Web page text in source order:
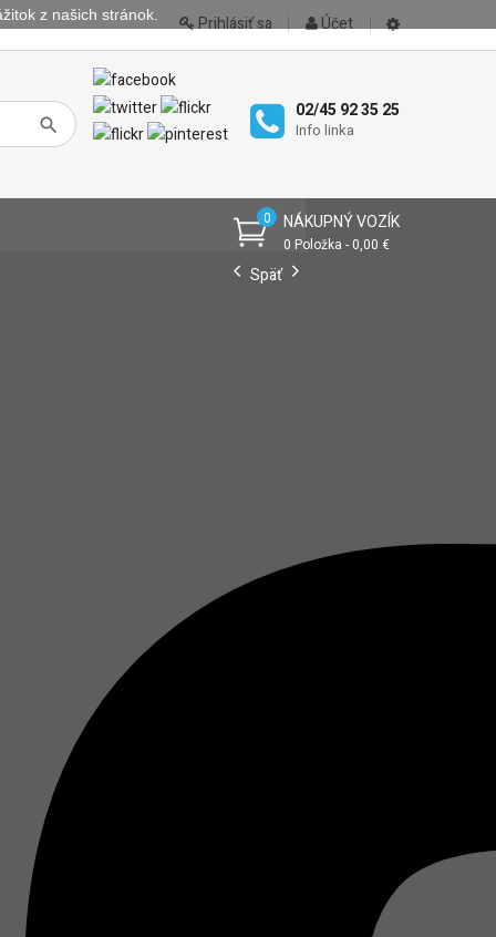
Účet
Prihlásiť sa
02/45 92 35 25
Info linka
NÁKUPNÝ VOZÍK
0 Položka - 0,00 €
0
Späť
z našich stránok.